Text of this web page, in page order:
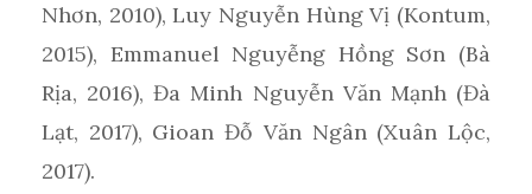
Nhơn, 2010), Luy Nguyễn Hùng Vị (Kontum,
2015), Emmanuel Nguyễng Hồng Sơn (Bà
Rịa, 2016), Đa Minh Nguyễn Văn Mạnh (Đà
Lạt, 2017), Gioan Đỗ Văn Ngân (Xuân Lộc,
2017).